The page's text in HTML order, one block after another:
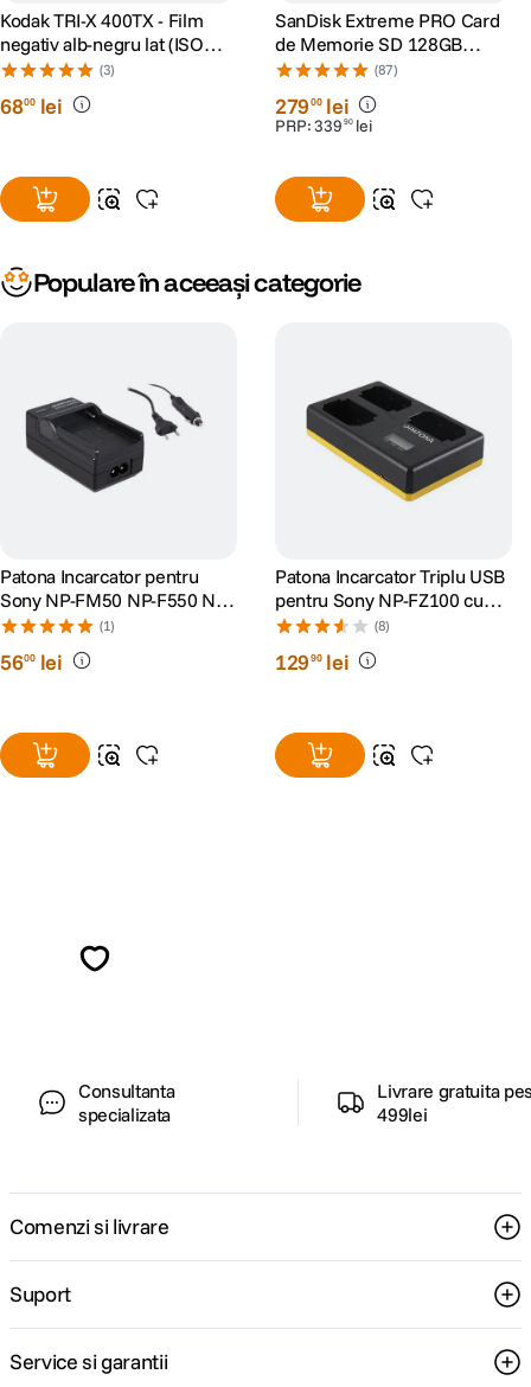
Kodak TRI-X 400TX - Film
negativ alb-negru lat (ISO
400, 120)
(3)
6800 lei
SanDisk Extreme PRO Card
de Memorie SD 128GB
SDXC UHS-I Class 10 U3 V30
+ 2 Ani RescuePRO Deluxe
(87)
27900 lei
PRP:339 90 lei
Populare în aceeași categorie
Patona Incarcator pentru
Sony NP-FM50 NP-F550 NP-
F750 NP-F970
(1)
5600 lei
Patona Incarcator Triplu USB
pentru Sony NP-FZ100 cu
Cablu tip C 8.4V
(8)
12990 lei
Consultanta
specializata
Livrare gratuita
499lei
Comenzi si livrare
Suport
Service si garantii